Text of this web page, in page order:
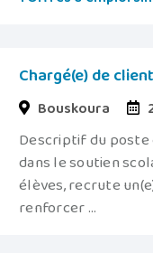
Chargé(e) de
Bouskoura
Descriptif du poste
dans le soutien
élèves, recrute
renforcer ...